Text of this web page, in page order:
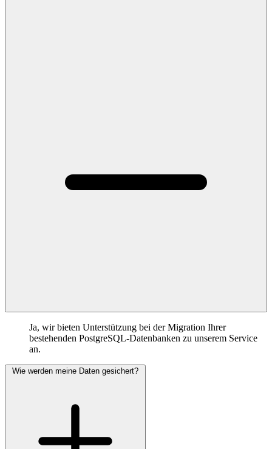
Ja, wir bieten Unterstützung bei der Migration Ihrer
bestehenden PostgreSQL-Datenbanken zu unserem Service
an.
Wie werden meine Daten gesichert?